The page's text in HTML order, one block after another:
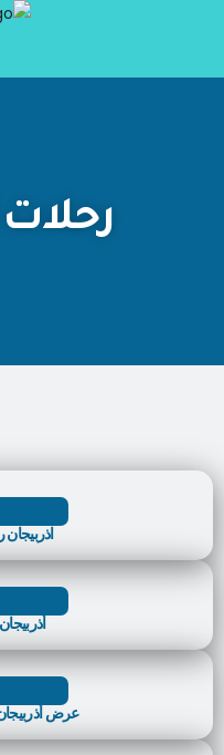
رحلات
اذربيجان رحلة 7
أذربيجان 10 أيام و 9 ليالي
عرض أذربيجان عرسان